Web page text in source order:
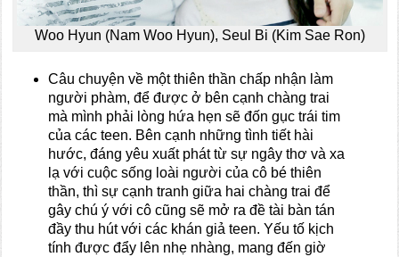
Woo Hyun (Nam Woo Hyun), Seul Bi (Kim Sae Ron)
Câu chuyện về một thiên thần chấp nhận làm
người phàm, để được ở bên cạnh chàng trai
mà mình phải lòng hứa hẹn sẽ đốn gục trái tim
của các teen. Bên cạnh những tình tiết hài
hước, đáng yêu xuất phát từ sự ngây thơ và xa
lạ với cuộc sống loài người của cô bé thiên
thần, thì sự cạnh tranh giữa hai chàng trai để
gây chú ý với cô cũng sẽ mở ra đề tài bàn tán
đầy thu hút với các khán giả teen. Yếu tố kịch
tính được đẩy lên nhẹ nhàng, mang đến giờ